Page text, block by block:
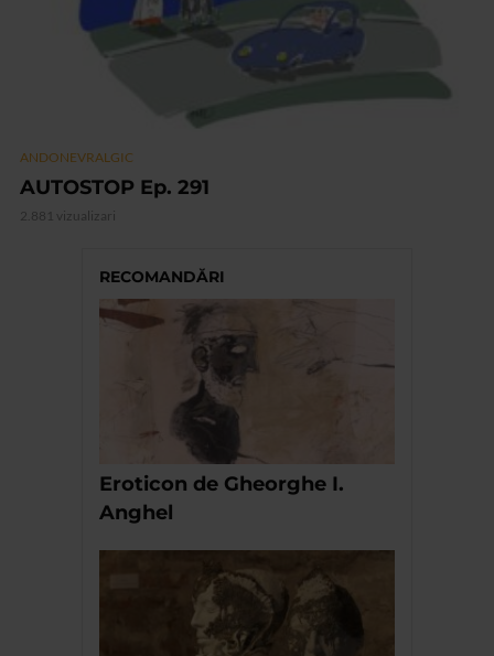
ANDONEVRALGIC
AUTOSTOP Ep. 291
2.881 vizualizari
RECOMANDĂRI
Eroticon de Gheorghe I.
Anghel